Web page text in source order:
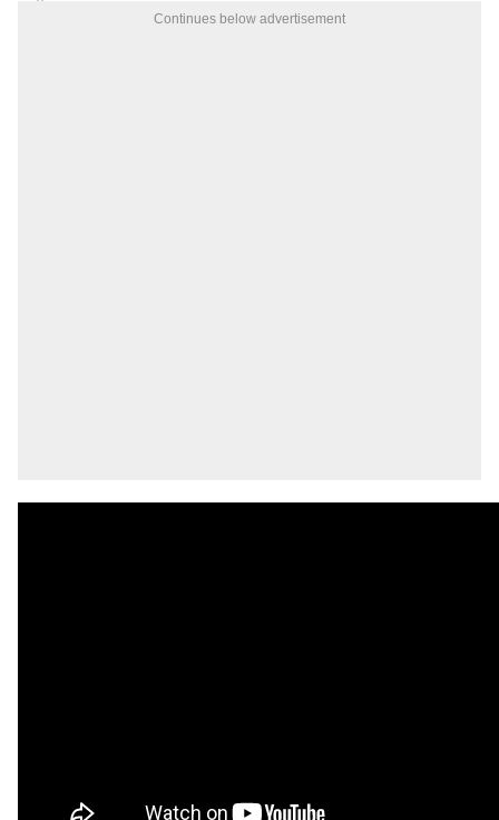
Continues below advertisement